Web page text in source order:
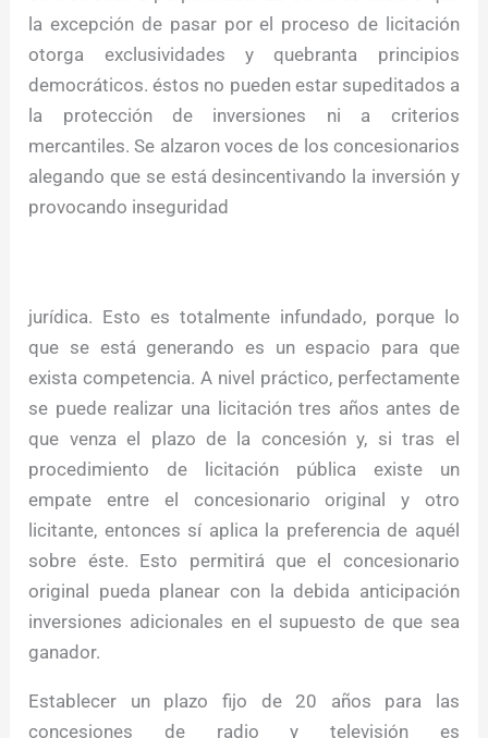
la excepción de pasar por el proceso de licitación
otorga exclusividades y quebranta principios
democráticos. éstos no pueden estar supeditados a
la protección de inversiones ni a criterios
mercantiles. Se alzaron voces de los concesionarios
alegando que se está desincentivando la inversión y
provocando inseguridad
jurídica. Esto es totalmente infundado, porque lo
que se está generando es un espacio para que
exista competencia. A nivel práctico, perfectamente
se puede realizar una licitación tres años antes de
que venza el plazo de la concesión y, si tras el
procedimiento de licitación pública existe un
empate entre el concesionario original y otro
licitante, entonces sí aplica la preferencia de aquél
sobre éste. Esto permitirá que el concesionario
original pueda planear con la debida anticipación
inversiones adicionales en el supuesto de que sea
ganador.
Establecer un plazo fijo de 20 años para las
concesiones de radio y televisión es